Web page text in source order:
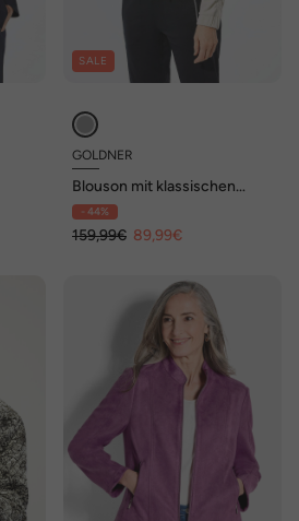
SALE
GOLDNER
Blouson mit klassischen
Details
- 44%
159,99€ 89,99€